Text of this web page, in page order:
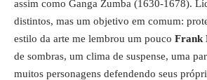
assim como Ganga Zumba (1630-1678).
distintos, mas um objetivo em comum:
estilo da arte me lembrou um pouco Frank
de sombras, um clima de suspense, uma
muitos personagens defendendo seus